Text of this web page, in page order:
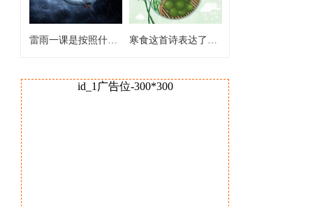
雷雨一课是按照什么的顺序来写的 雷雨这篇课文作者按什么的顺序描写的 寒食这首诗表达了作者怎样的感情 寒食这首诗的思想感情是什么
id_1广告位-300*300